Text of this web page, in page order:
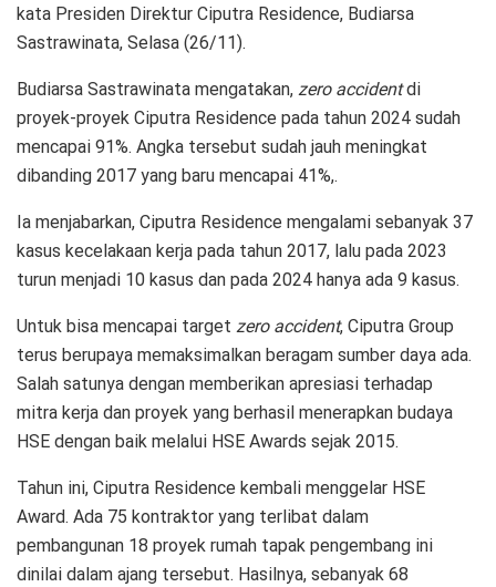
kata Presiden Direktur Ciputra Residence, Budiarsa
Sastrawinata, Selasa (26/11).
Budiarsa Sastrawinata mengatakan, zero accidentdi
proyek-proyek Ciputra Residence pada tahun 2024 sudah
mencapai 91%. Angka tersebut sudah jauh meningkat
dibanding 2017 yang baru mencapai 41%,.
Ia menjabarkan, Ciputra Residence mengalami sebanyak 37
kasus kecelakaan kerja pada tahun 2017, lalu pada 2023
turun menjadi 10 kasus dan pada 2024 hanya ada 9 kasus.
Untuk bisa mencapai target zero accident, Ciputra Group
terus berupaya memaksimalkan beragam sumber daya ada.
Salah satunya dengan memberikan apresiasi terhadap
mitra kerja dan proyek yang berhasil menerapkan budaya
HSE dengan baik melalui HSE Awards sejak 2015.
Tahun ini, Ciputra Residence kembali menggelar HSE
Award. Ada 75 kontraktor yang terlibat dalam
pembangunan 18 proyek rumah tapak pengembang ini
dinilai dalam ajang tersebut. Hasilnya, sebanyak 68